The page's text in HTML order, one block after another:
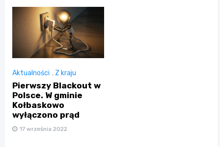
Aktualności , Z kraju
Pierwszy Blackout w
Polsce. W gminie
Kołbaskowo
wyłączono prąd
17 września 2022